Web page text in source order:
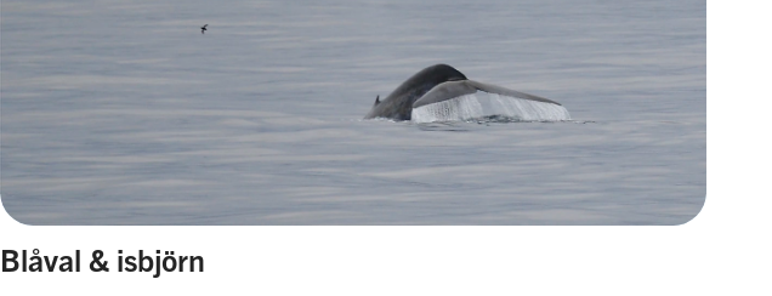
Blåval & isbjörn